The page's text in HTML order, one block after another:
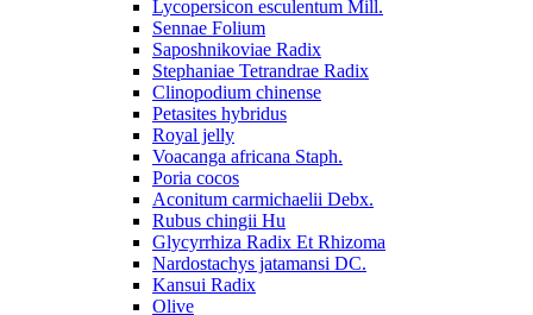
Lycopersicon esculentum Mill.
Sennae Folium
Saposhnikoviae Radix
Stephaniae Tetrandrae Radix
Clinopodium chinense
Petasites hybridus
Royal jelly
Voacanga africana Staph.
Poria cocos
Aconitum carmichaelii Debx.
Rubus chingii Hu
Glycyrrhiza Radix Et Rhizoma
Nardostachys jatamansi DC.
Kansui Radix
Olive